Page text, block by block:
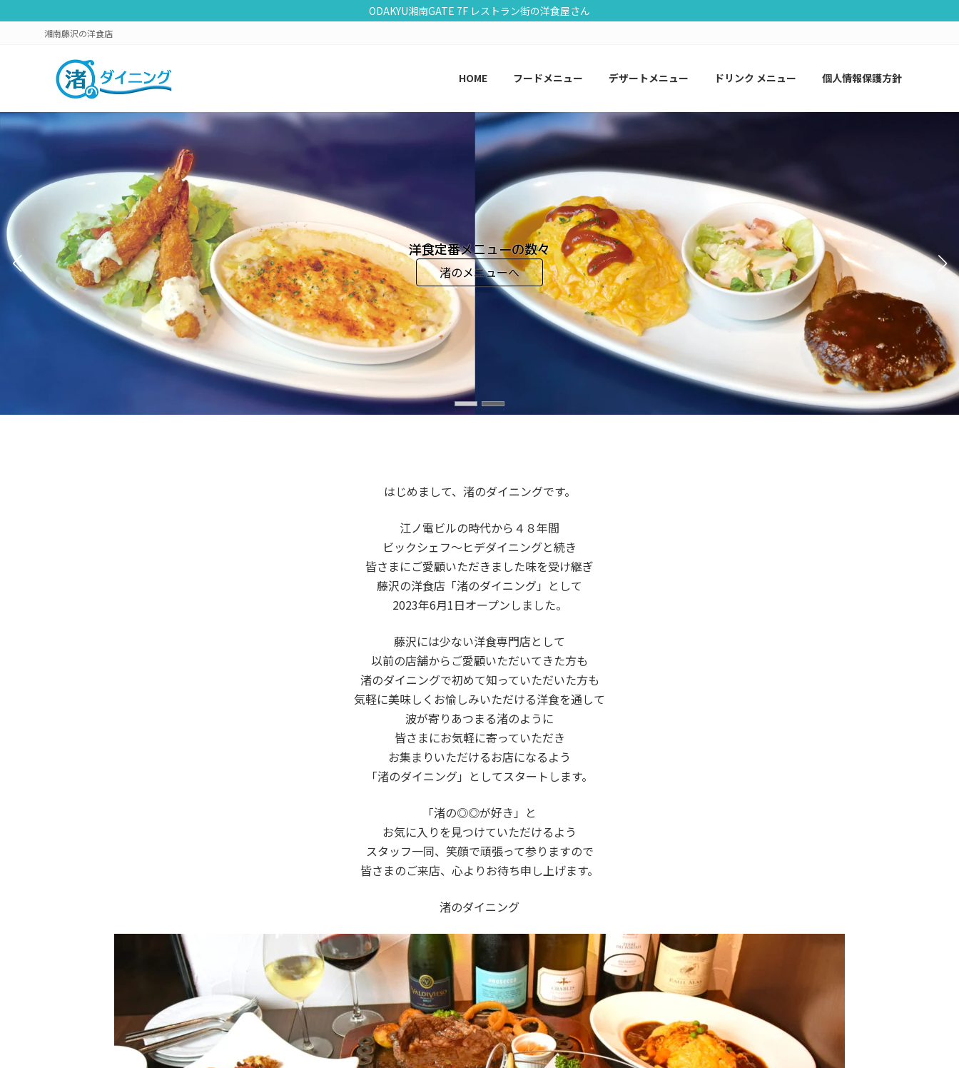
ン
ス
キ
ビ
ン
に
ODAKYU湘南GATE 7F レストラン街の洋食屋さん
湘南藤沢の洋食店
HOME フードメニュー デザートメニュー ドリンク メニュー 個人情報保護方針
洋食定番メニューの数々
渚のメニューへ
はじめまして、渚のダイニングです。
江ノ電ビルの時代から４８年間
ビックシェフ〜ヒデダイニングと続き
皆さまにご愛顧いただきました味を受け継ぎ
藤沢の洋食店「渚のダイニング」として
2023年6月1日オープンしました。
藤沢には少ない洋食専門店として
以前の店舗からご愛顧いただいてきた方も
渚のダイニングで初めて知っていただいた方も
気軽に美味しくお愉しみいただける洋食を通して
波が寄りあつまる渚のように
皆さまにお気軽に寄っていただき
お集まりいただけるお店になるよう
「渚のダイニング」としてスタートします。
「渚の◎◎が好き」と
お気に入りを見つけていただけるよう
スタッフ一同、笑顔で頑張って参りますので
皆さまのご来店、心よりお待ち申し上げます。
渚のダイニング